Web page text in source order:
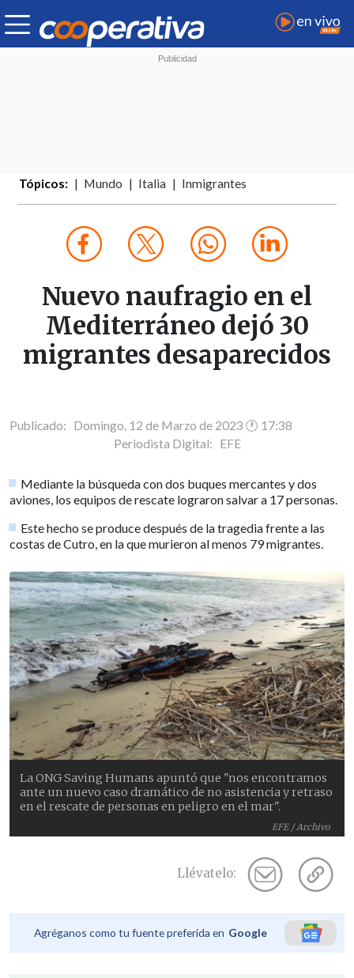
Tópicos: Mundo Italia Inmigrantes
Nuevo naufragio en el
Mediterráneo dejó 30
migrantes desaparecidos
Publicado: Domingo, 12 de Marzo de 2023 🕐 17:38
Periodista Digital: EFE
Mediante la búsqueda con dos buques mercantes y dos
aviones, los equipos de rescate lograron salvar a 17 personas.
Este hecho se produce después de la tragedia frente a las
costas de Cutro, en la que murieron al menos 79 migrantes.
EFE / Archivo
La ONG Saving Humans apuntó que "nos encontramos
ante un nuevo caso dramático de no asistencia y retraso
en el rescate de personas en peligro en el mar".
Llévatelo:
Agréganos como tu fuente preferida en Google